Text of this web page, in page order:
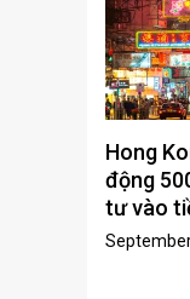
Hong
động
tư vào